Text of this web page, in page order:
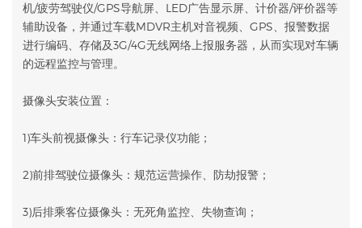
机/疲劳驾驶仪/GPS导航屏、LED广告显示屏、计价器/评价器等
辅助设备，并通过车载MDVR主机对音视频、GPS、报警数据
进行编码、存储及3G/4G无线网络上报服务器，从而实现对车辆
的远程监控与管理。
摄像头安装位置：
1)车头前视摄像头：行车记录仪功能；
2)前排驾驶位摄像头：规范运营操作、防劫报警；
3)后排乘客位摄像头：无死角监控、失物查询；